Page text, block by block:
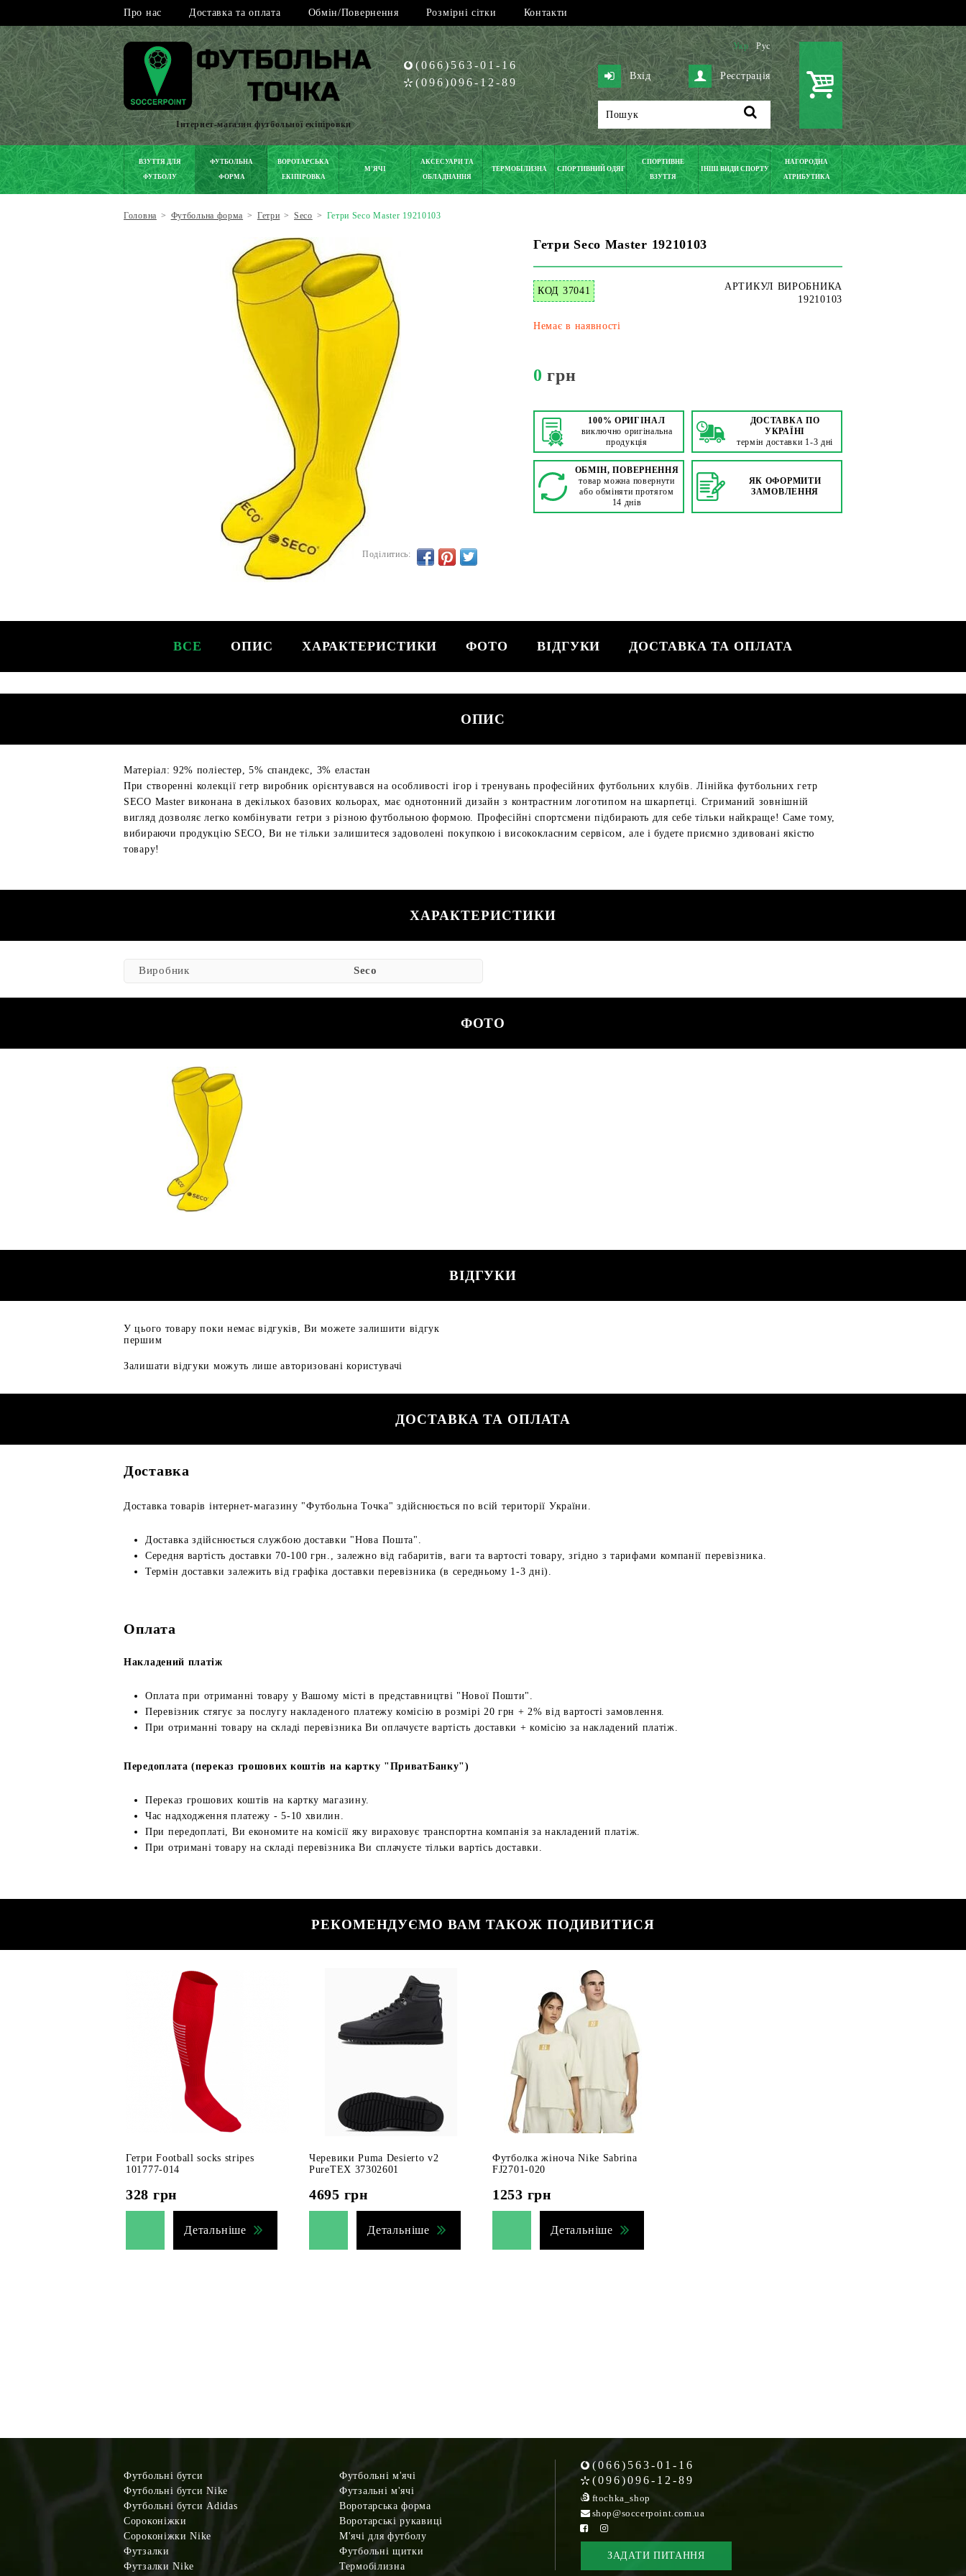
Про нас Доставка та оплата Обмін/Повернення Розмірні сітки Контакти
Інтернет-магазин футбольної екіпіровки
(066)563-01-16
(096)096-12-89
Укр Рус
Вхід Реєстрація
ВЗУТТЯ ДЛЯ
ФУТБОЛУ
ФУТБОЛЬНА
ФОРМА
ВОРОТАРСЬКА
ЕКІПІРОВКА
М'ЯЧІ
АКСЕСУАРИ ТА
ОБЛАДНАННЯ
ТЕРМОБІЛИЗНА СПОРТИВНИЙ ОДЯГ
СПОРТИВНЕ
ВЗУТТЯ
ІНШІ ВИДИ СПОРТУ
НАГОРОДНА
АТРИБУТИКА
Головна > Футбольна форма > Гетри > Seco > Гетри Seco Master 19210103
Гетри Seco Master 19210103
КОД 37041
АРТИКУЛ ВИРОБНИКА
19210103
Поділитись:
Немає в наявності
0 грн
100% ОРИГІНАЛ
виключно оригінальна
продукція
ДОСТАВКА ПО
УКРАЇНІ
термін доставки 1-3 дні
ОБМІН, ПОВЕРНЕННЯ
товар можна повернути
або обміняти протягом
14 днів
ЯК ОФОРМИТИ
ЗАМОВЛЕННЯ
ВСЕ ОПИС ХАРАКТЕРИСТИКИ ФОТО ВІДГУКИ ДОСТАВКА ТА ОПЛАТА
ОПИС
Матеріал: 92% поліестер, 5% спандекс, 3% еластан
При створенні колекції гетр виробник орієнтувався на особливості ігор і тренувань професійних футбольних клубів. Лінійка футбольних гетр
SECO Master виконана в декількох базових кольорах, має однотонний дизайн з контрастним логотипом на шкарпетці. Стриманий зовнішній
вигляд дозволяє легко комбінувати гетри з різною футбольною формою. Професійні спортсмени підбирають для себе тільки найкраще! Саме тому,
вибираючи продукцію SECO, Ви не тільки залишитеся задоволені покупкою і висококласним сервісом, але і будете приємно здивовані якістю
товару!
ХАРАКТЕРИСТИКИ
Виробник Seco
ФОТО
ВІДГУКИ
У цього товару поки немає відгуків, Ви можете залишити відгук
першим
Залишати відгуки можуть лише авторизовані користувачі
ДОСТАВКА ТА ОПЛАТА
Доставка
Доставка товарів інтернет-магазину "Футбольна Точка" здійснюється по всій території України.
Доставка здійснюється службою доставки "Нова Пошта".
Середня вартість доставки 70-100 грн., залежно від габаритів, ваги та вартості товару, згідно з тарифами компанії перевізника.
Термін доставки залежить від графіка доставки перевізника (в середньому 1-3 дні).
Оплата
Накладений платіж
Оплата при отриманні товару у Вашому місті в представництві "Нової Пошти".
Перевізник стягує за послугу накладеного платежу комісію в розмірі 20 грн + 2% від вартості замовлення.
При отриманні товару на складі перевізника Ви оплачуєте вартість доставки + комісію за накладений платіж.
Передоплата (переказ грошових коштів на картку "ПриватБанку")
Переказ грошових коштів на картку магазину.
Час надходження платежу - 5-10 хвилин.
При передоплаті, Ви економите на комісії яку вираховує транспортна компанія за накладений платіж.
При отримані товару на складі перевізника Ви сплачуєте тільки вартісь доставки.
РЕКОМЕНДУЄМО ВАМ ТАКОЖ ПОДИВИТИСЯ
Гетри Football socks stripes
101777-014
328 грн
Детальніше
Черевики Puma Desierto v2
PureTEX 37302601
4695 грн
Детальніше
Футболка жіноча Nike Sabrina
FJ2701-020
1253 грн
Детальніше
Футбольні бутси
Футбольні бутси Nike
Футбольні бутси Adidas
Сороконіжки
Сороконіжки Nike
Футзалки
Футзалки Nike
Футбольні м'ячі
Футзальні м'ячі
Воротарська форма
Воротарські рукавиці
М'ячі для футболу
Футбольні щитки
Термобілизна
(066)563-01-16
(096)096-12-89
ftochka_shop
shop@soccerpoint.com.ua
ЗАДАТИ ПИТАННЯ